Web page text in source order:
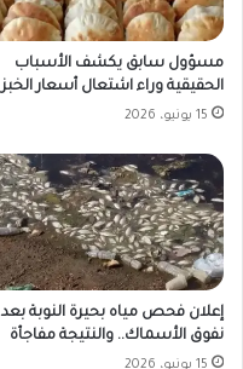
مسؤول سابق يكشف الأسباب
الحقيقية وراء اشتعال أسعار الخبز
15 يونيو، 2026
إعلان فحص مياه بحيرة النوبة بعد
نفوق الأسماك.. والنتيجة مفاجأة
15 يونيو، 2026